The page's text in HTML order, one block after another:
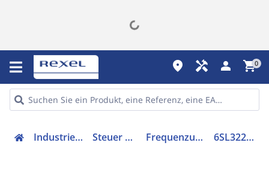
place handyman person shopping_cart0
Industriekomponenten Steuer & Regelgeräte Frequenzumrichter =< 1 kV 6SL32203YE480UB0